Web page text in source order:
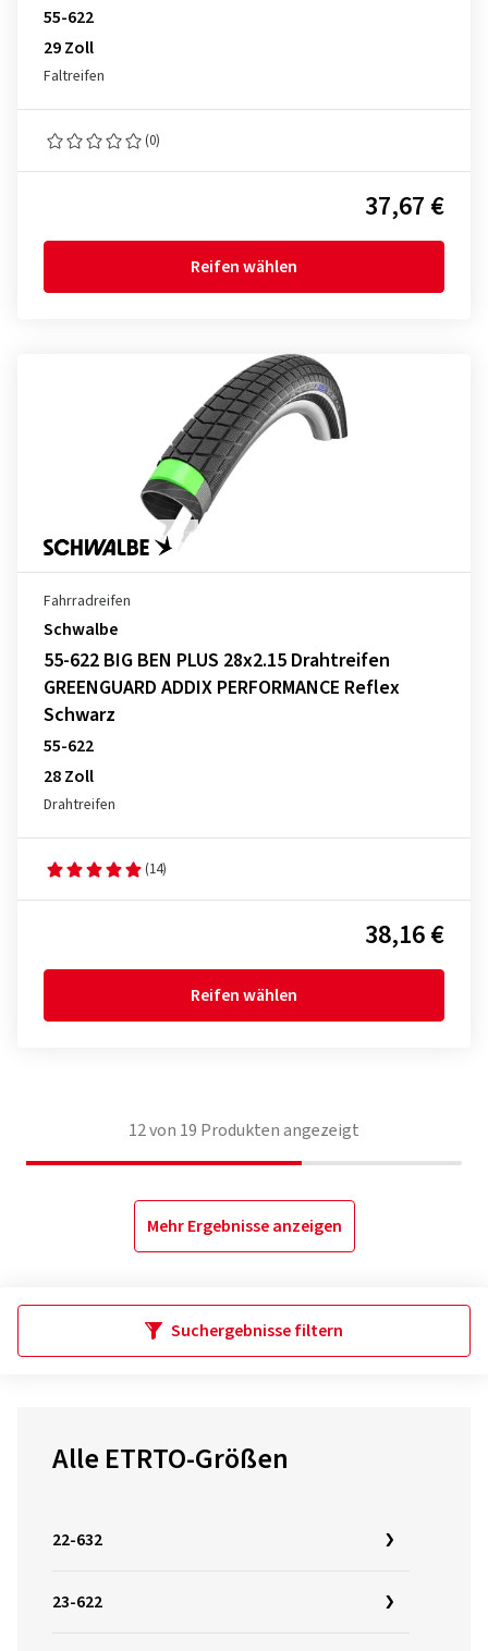
55-622
29 Zoll
Faltreifen
(0)
37,67 €
Reifen wählen
Fahrradreifen
Schwalbe
55-622 BIG BEN PLUS 28x2.15 Drahtreifen
GREENGUARD ADDIX PERFORMANCE Reflex
Schwarz
55-622
28 Zoll
Drahtreifen
(14)
38,16 €
Reifen wählen
12von 19 Produkten angezeigt
Mehr Ergebnisse anzeigen
Suchergebnisse filtern
Alle ETRTO-Größen
22-632
23-622